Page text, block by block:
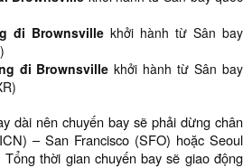
đi Brownsville khởi hành từ Sân bay
đi Brownsville khởi hành từ Sân bay
dài nên chuyến bay sẽ phải dừng chân
– San Francisco (SFO) hoặc Seoul
thời gian chuyến bay sẽ giao động